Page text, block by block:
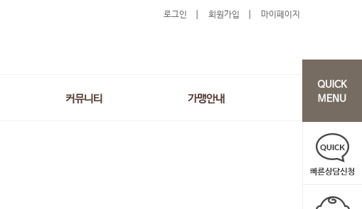
로그인 회원가입 마이페이지
커뮤니티 가맹안내